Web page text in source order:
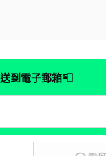
到電子郵箱📮